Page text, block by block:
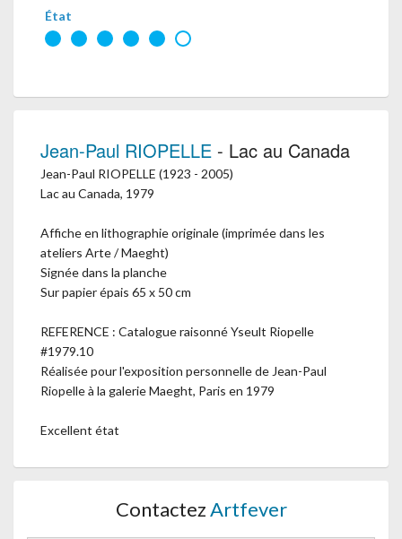
État
Jean-Paul RIOPELLE - Lac au Canada
Jean-Paul RIOPELLE (1923 - 2005)
Lac au Canada, 1979
Affiche en lithographie originale (imprimée dans les
ateliers Arte / Maeght)
Signée dans la planche
Sur papier épais 65 x 50 cm
REFERENCE : Catalogue raisonné Yseult Riopelle
#1979.10
Réalisée pour l'exposition personnelle de Jean-Paul
Riopelle à la galerie Maeght, Paris en 1979
Excellent état
ContactezArtfever